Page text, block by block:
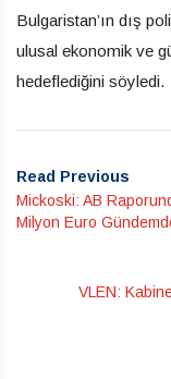
Bulgaristan’ın dış
ulusal ekonomik ve
hedeflediğini söyledi.
Read Previous
Mickoski: AB
Milyon Euro
VLEN: